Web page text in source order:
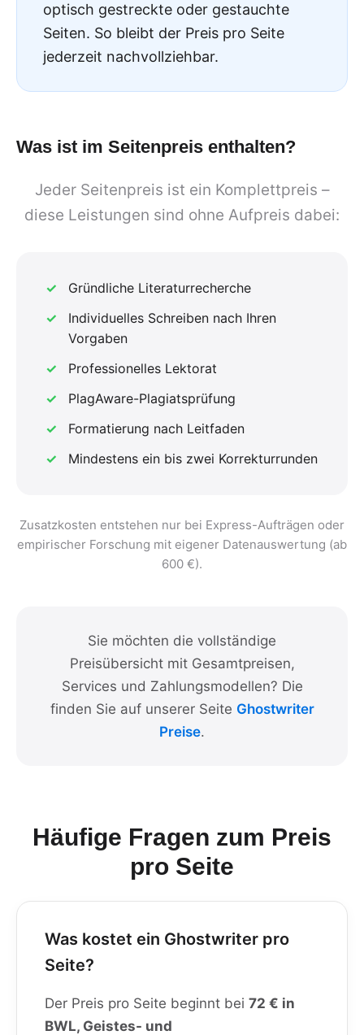
optisch gestreckte oder gestauchte
Seiten. So bleibt der Preis pro Seite
jederzeit nachvollziehbar.
Was ist im Seitenpreis enthalten?
Jeder Seitenpreis ist ein Komplettpreis –
diese Leistungen sind ohne Aufpreis dabei:
Gründliche Literaturrecherche
Individuelles Schreiben nach Ihren
Vorgaben
Professionelles Lektorat
PlagAware-Plagiatsprüfung
Formatierung nach Leitfaden
Mindestens ein bis zwei Korrekturrunden
Zusatzkosten entstehen nur bei Express-Aufträgen oder
empirischer Forschung mit eigener Datenauswertung (ab
600 €).
Sie möchten die vollständige
Preisübersicht mit Gesamtpreisen,
Services und Zahlungsmodellen? Die
finden Sie auf unserer Seite Ghostwriter
Preise.
Häufige Fragen zum Preis
pro Seite
Was kostet ein Ghostwriter pro
Seite?
Der Preis pro Seite beginnt bei 72 € in
BWL, Geistes- und